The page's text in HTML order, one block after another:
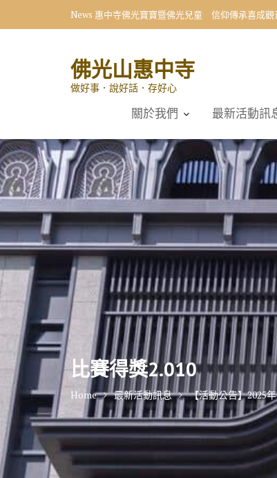
News 惠中寺佛光寶寶暨佛光兒童 信仰傳承喜成觀
佛光山惠中寺
做好事．說好話．存好心
關於我們 最新活動訊
比賽得獎2.010
Home 最新活動訊息 【活動公告】2025